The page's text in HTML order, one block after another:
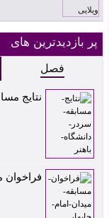
پر بازدیدترین های
فصل
نتایج
فراخوان